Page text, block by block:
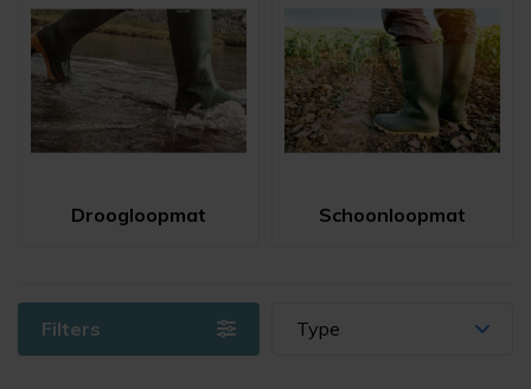
Droogloopmat Schoonloopmat
Filters Type